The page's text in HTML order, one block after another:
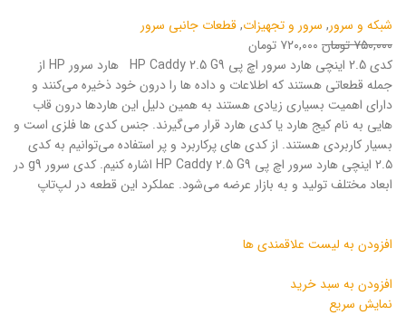
شبکه و سرور, سرور و تجهیزات,قطعات جانبی سرور
۷۵۰,۰۰۰ تومان
۷۲۰,۰۰۰ تومان
کدی 2.5 اینچی هارد سرور اچ پی HP Caddy 2.5 G9 هارد سرور HP از
جمله قطعاتی هستند که اطلاعات و داده ها را درون خود ذخیره می‌کنند و
دارای اهمیت بسیاری زیادی هستند به همین دلیل این هاردها درون قاب
هایی به نام کیج هارد یا کدی هارد قرار می‌گیرند. جنس کدی ها فلزی است و
بسیار کاربردی هستند. از کدی های پرکاربرد و پر استفاده می‌توانیم به کدی
۲.۵ اینچی هارد سرور اچ پی HP Caddy 2.5 G9 اشاره کنیم. کدی سرور g9 در
ابعاد مختلف تولید و به بازار عرضه می‌شود. عملکرد این قطعه‌ در لپ‌تاپ
افزودن به لیست علاقمندی ها
افزودن به سبد خرید
نمایش سریع